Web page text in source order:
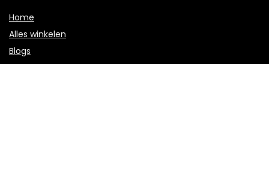
Home
Alles winkelen
Blogs
Onze webshops